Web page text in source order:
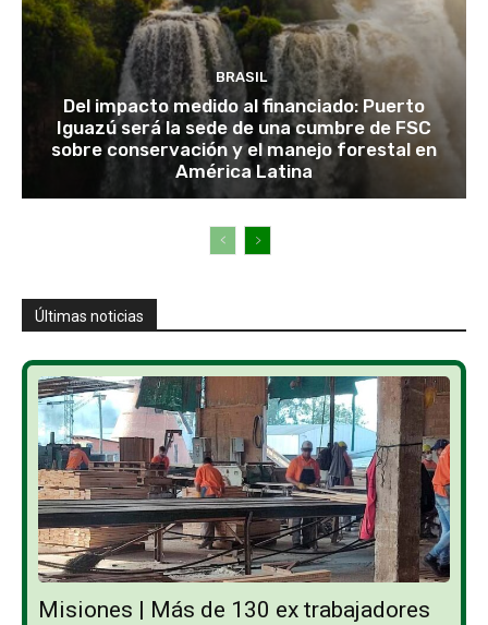
BRASIL
Del impacto medido al financiado: Puerto
Iguazú será la sede de una cumbre de FSC
sobre conservación y el manejo forestal en
América Latina
Últimas noticias
Misiones | Más de 130 ex trabajadores